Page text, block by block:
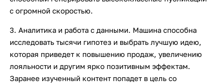
с огромной скоростью.
3. Аналитика и работа с данными. Машина способна
исследовать тысячи гипотез и выбрать лучшую идею,
которая приведет к повышению продаж, увеличению
лояльности и другим ярко позитивным эффектам.
Заранее изученный контент попадет в цель со